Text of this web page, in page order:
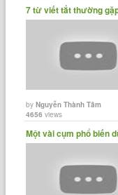
7 từ viết tắt thường
byNguyễn Thành Tâm
4656 views
Một vài cụm phổ biến